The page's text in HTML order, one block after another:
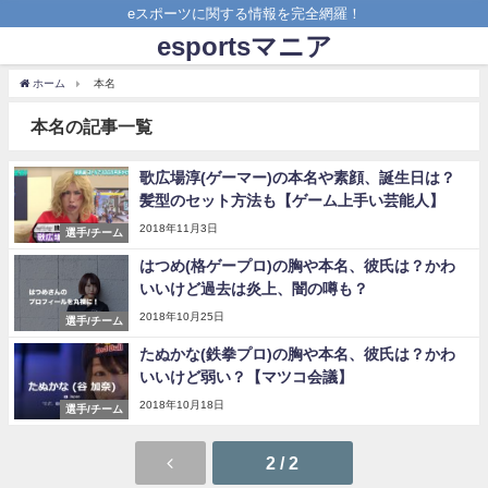
eスポーツに関する情報を完全網羅！
esportsマニア
ホーム 本名
本名の記事一覧
選手/チーム
歌広場淳(ゲーマー)の本名や素顔、誕生日は？
髪型のセット方法も【ゲーム上手い芸能人】
2018年11月3日
選手/チーム
はつめ(格ゲープロ)の胸や本名、彼氏は？かわ
いいけど過去は炎上、闇の噂も？
2018年10月25日
選手/チーム
たぬかな(鉄拳プロ)の胸や本名、彼氏は？かわ
いいけど弱い？【マツコ会議】
2018年10月18日
2 / 2